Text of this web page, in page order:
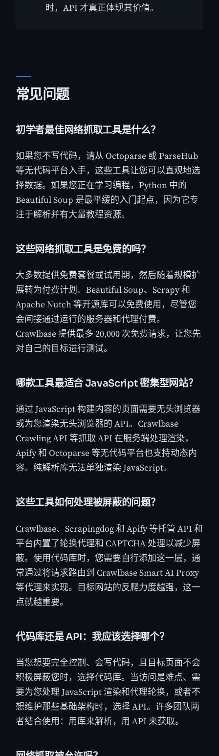
时，API 才真正体现其价值。
常见问题
初学者最佳网络抓取工具是什么？
如果您不写代码，请从 Octoparse 或 ParseHub
等无代码平台入手，这些工具让您可以直观地选
择数据。如果您正在学习编程，Python 中的
Beautiful Soup 是最平缓的入门起点，因为它专
注于解析并有大量教程资源。
这些网络抓取工具是免费的吗？
大多数提供免费套餐或试用期，然后随着规模扩
展转为付费计划。Beautiful Soup、Scrapy 和
Apache Nutch 等开源库可以免费使用，尽管您
会间接通过运行的服务器和代理付费。
Crawlbase 提供最多 20,000 次免费请求，让您先
对自己的目标进行测试。
哪款工具最适合 JavaScript 密集型网站？
通过 JavaScript 构建内容的页面需要无头浏览器
或为您渲染无头浏览器的 API。Crawlbase
Crawling API 等抓取 API 在服务端处理渲染，
Apify 和 Octoparse 等无代码平台也支持动态内
容。纯解析库无法单独渲染 JavaScript。
这些工具如何处理被屏蔽的问题？
Crawlbase、Scrapingdog 和 Apify 等托管 API 和
平台内置了轮换代理和 CAPTCHA 处理以减少屏
蔽。使用代码库时，您需要自行添加这一层，通
常通过将请求路由到 Crawlbase Smart AI Proxy
等代理来实现。目标网站的反爬力度越强，这一
点就越重要。
代码库还是 API：我应该选择哪个？
当您想要完全控制、会写代码，且目标页面不会
积极屏蔽您时，选择代码库。当访问是难点、需
要为您处理 JavaScript 渲染和代理轮换，或者不
想维护那些基础架构时，选择 API。许多团队两
者结合使用：用库来解析，用 API 来获取。